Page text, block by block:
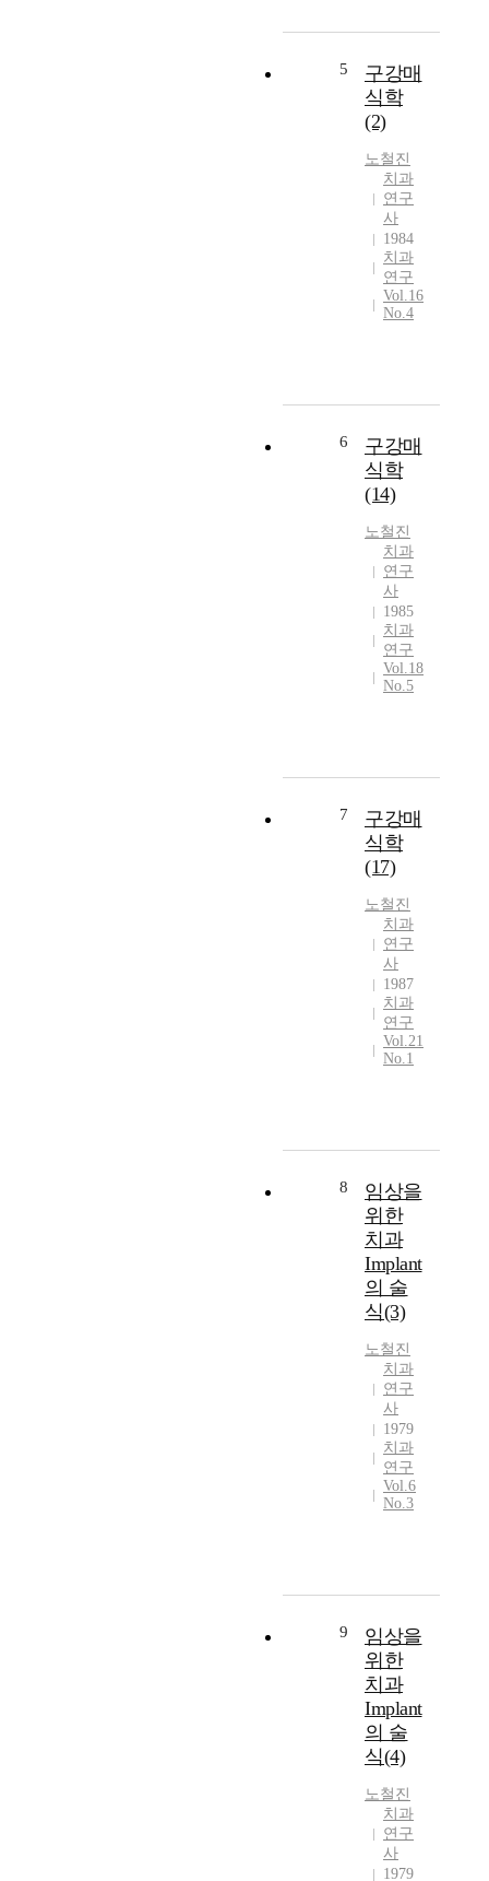
5
구강매
식학
(2)
노철진
치과
연구
사
1984
치과
연구
Vol.16
No.4
6
구강매
식학
(14)
노철진
치과
연구
사
1985
치과
연구
Vol.18
No.5
7
구강매
식학
(17)
노철진
치과
연구
사
1987
치과
연구
Vol.21
No.1
8
임상을
위한
치과
Implant
의 술
식(3)
노철진
치과
연구
사
1979
치과
연구
Vol.6
No.3
9
임상을
위한
치과
Implant
의 술
식(4)
노철진
치과
연구
사
1979